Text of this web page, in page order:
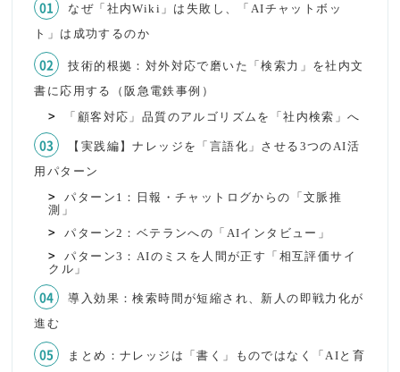
なぜ「社内Wiki」は失敗し、「AIチャットボッ
ト」は成功するのか
技術的根拠：対外対応で磨いた「検索力」を社内文
書に応用する（阪急電鉄事例）
「顧客対応」品質のアルゴリズムを「社内検索」へ
【実践編】ナレッジを「言語化」させる3つのAI活
用パターン
パターン1：日報・チャットログからの「文脈推
測」
パターン2：ベテランへの「AIインタビュー」
パターン3：AIのミスを人間が正す「相互評価サイ
クル」
導入効果：検索時間が短縮され、新人の即戦力化が
進む
まとめ：ナレッジは「書く」ものではなく「AIと育